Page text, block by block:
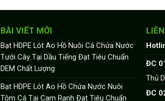
BÀI VIẾT MỚI
Bạt HDPE Lót Ao Hồ Nuôi Cá Chứa Nước
Tưới Cây Tại Dầu Tiếng Đạt Tiêu Chuẩn
DEM Chất Lượng
Bạt HDPE Lót Ao Hồ Chứa Nước Nuôi
Tôm Cá Tại Cam Ranh Đạt Tiêu Chuẩn
ĐC
Thủ
ĐC